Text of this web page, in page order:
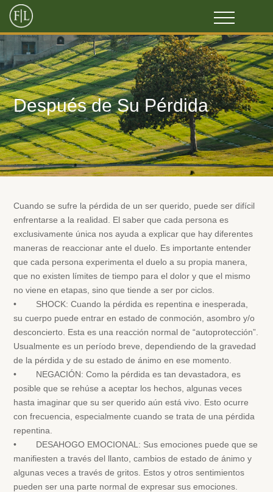
Después de Su Pérdida
Cuando se sufre la pérdida de un ser querido, puede ser difícil
enfrentarse a la realidad. El saber que cada persona es
exclusivamente única nos ayuda a explicar que hay diferentes
maneras de reaccionar ante el duelo. Es importante entender
que cada persona experimenta el duelo a su propia manera,
que no existen límites de tiempo para el dolor y que el mismo
no viene en etapas, sino que tiende a ser por ciclos.
• SHOCK: Cuando la pérdida es repentina e inesperada,
su cuerpo puede entrar en estado de conmoción, asombro y/o
desconcierto. Esta es una reacción normal de “autoprotección”.
Usualmente es un período breve, dependiendo de la gravedad
de la pérdida y de su estado de ánimo en ese momento.
• NEGACIÓN: Como la pérdida es tan devastadora, es
posible que se rehúse a aceptar los hechos, algunas veces
hasta imaginar que su ser querido aún está vivo. Esto ocurre
con frecuencia, especialmente cuando se trata de una pérdida
repentina.
• DESAHOGO EMOCIONAL: Sus emociones puede que se
manifiesten a través del llanto, cambios de estado de ánimo y
algunas veces a través de gritos. Estos y otros sentimientos
pueden ser una parte normal de expresar sus emociones.